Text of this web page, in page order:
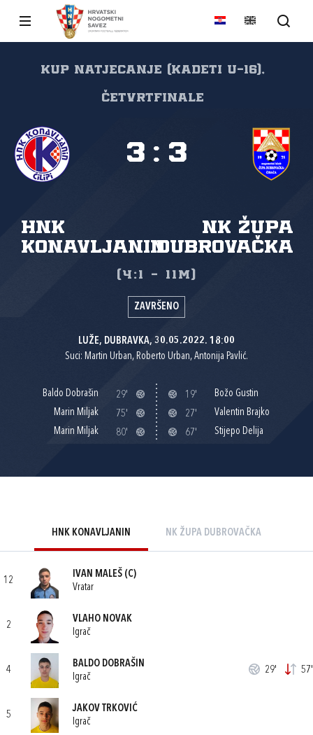
Kup natjecanje (kadeti U-16),
Četvrtfinale
HNK
Konavljanin
NK Župa
dubrovačka
3 : 3
(4:1 - 11m)
ZAVRŠENO
LUŽE, DUBRAVKA, 30.05.2022. 18:00
Suci: Martin Urban, Roberto Urban, Antonija Pavlić.
Baldo Dobrašin
29'
Marin Miljak
75'
Marin Miljak
80'
19'
Božo Gustin
27'
Valentin Brajko
67'
Stijepo Delija
HNK KONAVLJANIN NK ŽUPA DUBROVAČKA
12
IVAN MALEŠ (C)
Vratar
2
VLAHO NOVAK
Igrač
4
BALDO DOBRAŠIN
Igrač
29' 57'
5
JAKOV TRKOVIĆ
Igrač